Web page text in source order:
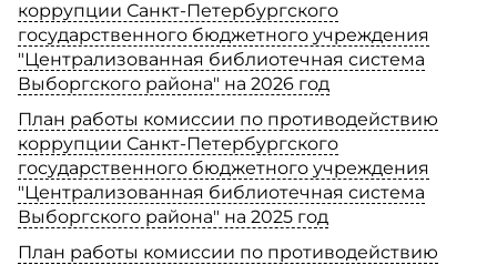
коррупции Санкт-Петербургского
государственного бюджетного учреждения
"Централизованная библиотечная система
Выборгского района" на 2026 год
План работы комиссии по противодействию
коррупции Санкт-Петербургского
государственного бюджетного учреждения
"Централизованная библиотечная система
Выборгского района" на 2025 год
План работы комиссии по противодействию